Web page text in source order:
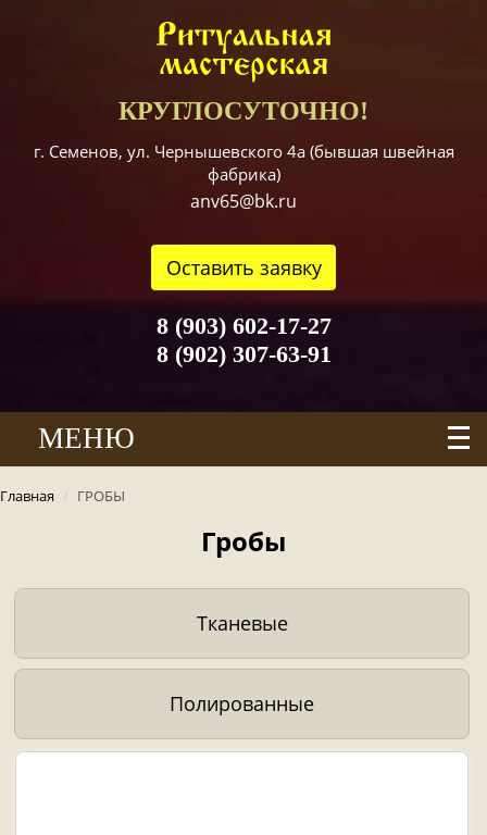
КРУГЛОСУТОЧНО!
г. Семенов, ул. Чернышевского 4а (бывшая швейная
фабрика)
anv65@bk.ru
Оставить заявку
8 (903) 602-17-27
8 (902) 307-63-91
МЕНЮ
Главная / ГРОБЫ
Гробы
Тканевые
Полированные